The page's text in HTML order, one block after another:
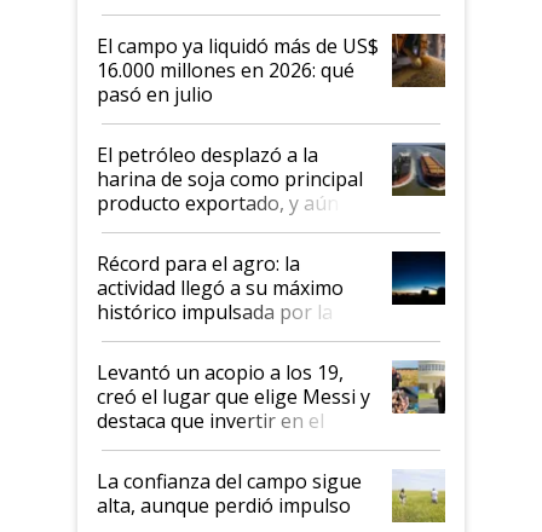
El campo ya liquidó más de US$
16.000 millones en 2026: qué
pasó en julio
El petróleo desplazó a la
harina de soja como principal
producto exportado, y aún así
el agro aportó casi seis de cada
diez dólares y sostuvo el
liderazgo en un semestre
récord
Récord para el agro: la
actividad llegó a su máximo
histórico impulsada por la
cosecha y las exportaciones
Levantó un acopio a los 19,
creó el lugar que elige Messi y
destaca que invertir en el
kirchnerismo era como "darle
plata a un hijo para droga":
Juan Félix Rossetti, el libertario
que de una dura crisis salió
La confianza del campo sigue
alta, aunque perdió impulso